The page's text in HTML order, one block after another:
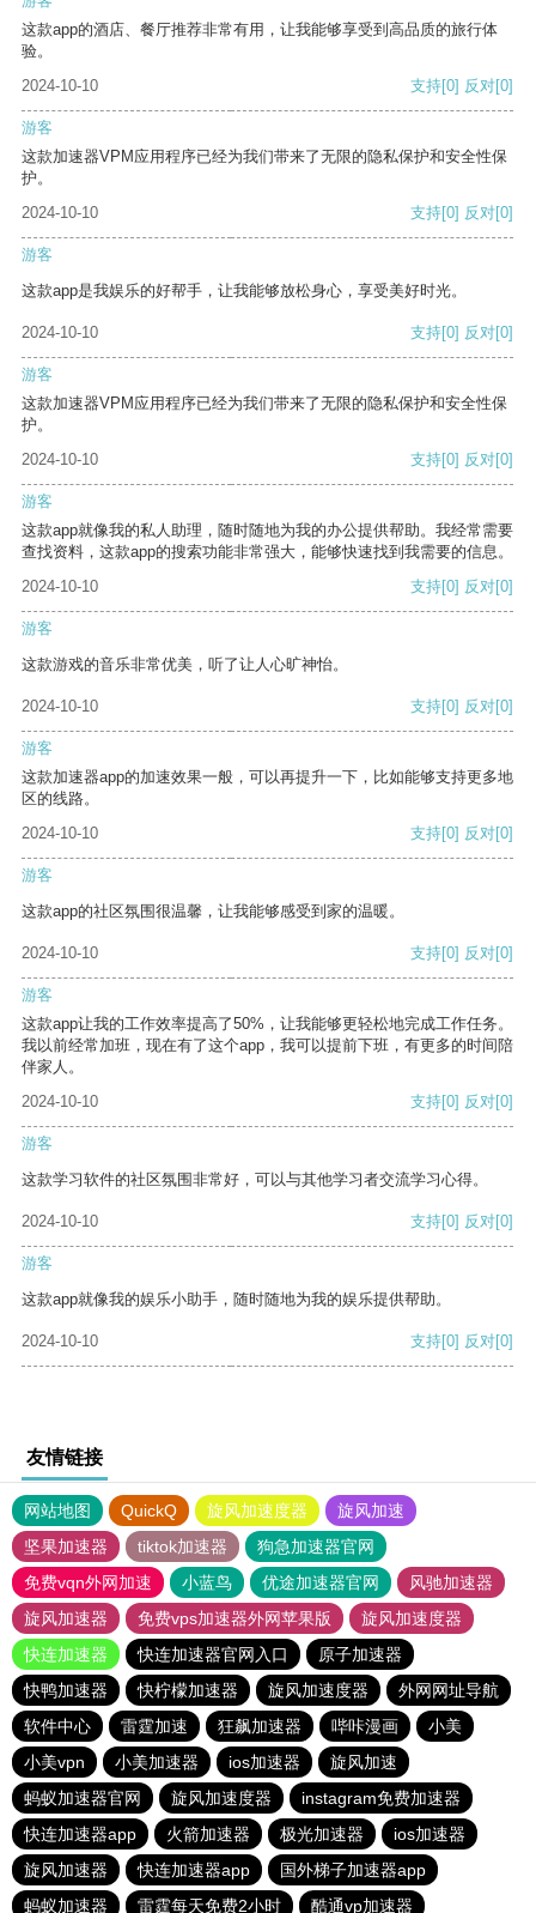
这款app的酒店、餐厅推荐非常有用，让我能够享受到高品质的旅行体
验。
2024-10-10
支持[0] 反对[0]
游客
这款加速器VPM应用程序已经为我们带来了无限的隐私保护和安全性保
护。
2024-10-10
支持[0] 反对[0]
游客
这款app是我娱乐的好帮手，让我能够放松身心，享受美好时光。
2024-10-10 支持[0] 反对[0]
游客
这款加速器VPM应用程序已经为我们带来了无限的隐私保护和安全性保
护。
2024-10-10
支持[0] 反对[0]
游客
这款app就像我的私人助理，随时随地为我的办公提供帮助。我经常需要
查找资料，这款app的搜索功能非常强大，能够快速找到我需要的信息。
2024-10-10
支持[0] 反对[0]
游客
这款游戏的音乐非常优美，听了让人心旷神怡。
2024-10-10 支持[0] 反对[0]
游客
这款加速器app的加速效果一般，可以再提升一下，比如能够支持更多地
区的线路。
2024-10-10
支持[0] 反对[0]
游客
这款app的社区氛围很温馨，让我能够感受到家的温暖。
2024-10-10 支持[0] 反对[0]
游客
这款app让我的工作效率提高了50%，让我能够更轻松地完成工作任务。
我以前经常加班，现在有了这个app，我可以提前下班，有更多的时间陪
伴家人。
2024-10-10
支持[0] 反对[0]
游客
这款学习软件的社区氛围非常好，可以与其他学习者交流学习心得。
2024-10-10 支持[0] 反对[0]
游客
这款app就像我的娱乐小助手，随时随地为我的娱乐提供帮助。
2024-10-10 支持[0] 反对[0]
友情链接
网站地图 QuickQ 旋风加速度器
旋风加速
坚果加速器
tiktok加速器
狗急加速器官网
免费vqn外网加速
小蓝鸟 优途加速器官网
风驰加速器
旋风加速器
免费vps加速器外网苹果版
旋风加速度器
快连加速器
快连加速器官网入口
原子加速器
快鸭加速器
快柠檬加速器 旋风加速度器
外网网址导航
软件中心
雷霆加速 狂飙加速器 哔咔漫画
小美
小美vpn
小美加速器 ios加速器
旋风加速
蚂蚁加速器官网
旋风加速度器
instagram免费加速器
快连加速器app
火箭加速器 极光加速器
ios加速器
旋风加速器
快连加速器app
国外梯子加速器app
蚂蚁加速器
雷霆每天免费2小时 酷通vp加速器